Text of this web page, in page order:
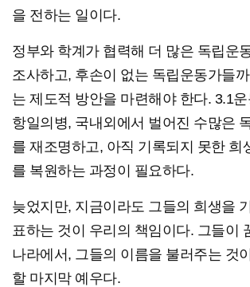
을 전하는 일이다.
정부와 학계가 협력해 더 많은 독립운
조사하고, 후손이 없는 독립운동가들
는 제도적 방안을 마련해야 한다. 3.1
항일의병, 국내외에서 벌어진 수많은
를 재조명하고, 아직 기록되지 못한 희
를 복원하는 과정이 필요하다.
늦었지만, 지금이라도 그들의 희생을
표하는 것이 우리의 책임이다. 그들이
나라에서, 그들의 이름을 불러주는 것
할 마지막 예우다.